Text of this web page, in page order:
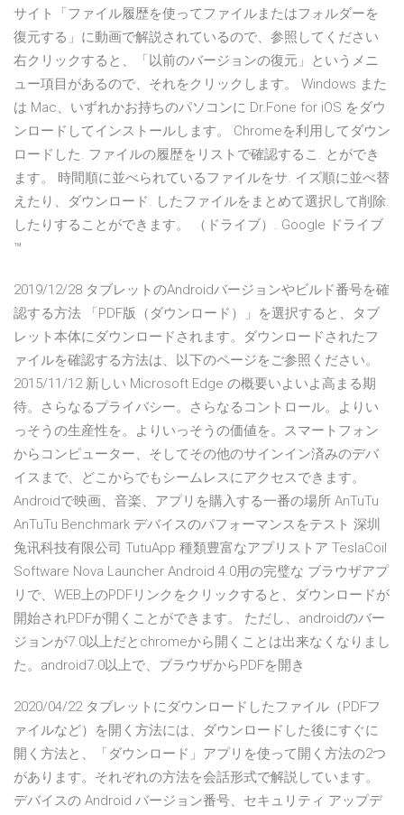
サイト「ファイル履歴を使ってファイルまたはフォルダーを
復元する」に動画で解説されているので、参照してください
右クリックすると、「以前のバージョンの復元」というメニ
ュー項目があるので、それをクリックします。 Windows また
は Mac、いずれかお持ちのパソコンに Dr.Fone for iOS をダウ
ンロードしてインストールします。 Chromeを利用してダウン
ロードした. ファイルの履歴をリストで確認するこ. とができ
ます。 時間順に並べられているファイルをサ. イズ順に並べ替
えたり、ダウンロード. したファイルをまとめて選択して削除.
したりすることができます。 （ドライブ）. Google ドライブ
™
2019/12/28 タブレットのAndroidバージョンやビルド番号を確
認する方法 「PDF版（ダウンロード）」を選択すると、タブ
レット本体にダウンロードされます。ダウンロードされたフ
ァイルを確認する方法は、以下のページをご参照ください。
2015/11/12 新しい Microsoft Edge の概要いよいよ高まる期
待。さらなるプライバシー。さらなるコントロール。よりい
っそうの生産性を。よりいっそうの価値を。スマートフォン
からコンピューター、そしてその他のサインイン済みのデバ
イスまで、どこからでもシームレスにアクセスできます。
Androidで映画、音楽、アプリを購入する一番の場所 AnTuTu
AnTuTu Benchmark デバイスのパフォーマンスをテスト 深圳
兔讯科技有限公司 TutuApp 種類豊富なアプリストア TeslaCoil
Software Nova Launcher Android 4.0用の完璧な ブラウザアプ
リで、WEB上のPDFリンクをクリックすると、ダウンロードが
開始されPDFが開くことができます。 ただし、androidのバー
ジョンが7.0以上だとchromeから開くことは出来なくなりまし
た。android7.0以上で、ブラウザからPDFを開き
2020/04/22 タブレットにダウンロードしたファイル（PDFフ
ァイルなど）を開く方法には、ダウンロードした後にすぐに
開く方法と、「ダウンロード」アプリを使って開く方法の2つ
があります。それぞれの方法を会話形式で解説しています。
デバイスの Android バージョン番号、セキュリティ アップデ